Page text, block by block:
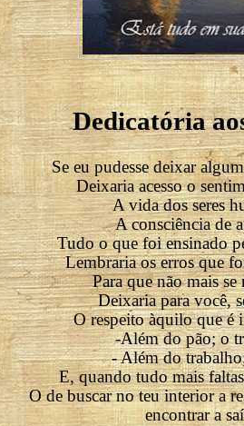
Dedicatória
Se eu pudesse deixar
Deixaria acesso o
A vida dos seres
A consciência de
Tudo o que foi ensinado
Lembraria os erros que
Para que não mais se
Deixaria para você,
O respeito àquilo que é
-Além do pão; o
- Além do
E, quando tudo mais
O de buscar no teu interior a
encontrar a